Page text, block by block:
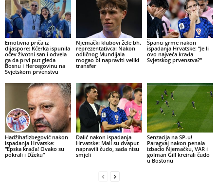
Emotivna priča iz
dijaspore: Kćerka ispunila
očev životni san i odvela
ga da prvi put gleda
Bosnu i Hercegovinu na
Svjetskom prvenstvu
Njemački klubovi žele bh.
reprezentativca: Nakon
odličnog Mundijala
mogao bi napraviti veliki
transfer
Španci grme nakon
ispadanja Hrvatske: “Je li
ovo najveća krađa
Svjetskog prvenstva?”
Hadžihafizbegović nakon
ispadanja Hrvatske:
“Epska krađa! Ovako su
pokrali i Džeku”
Dalić nakon ispadanja
Hrvatske: Mali su dvaput
napravili čudo, sada nisu
smjeli
Senzacija na SP-u!
Paragvaj nakon penala
izbacio Njemačku, VAR i
golman Gill kreirali čudo
u Bostonu